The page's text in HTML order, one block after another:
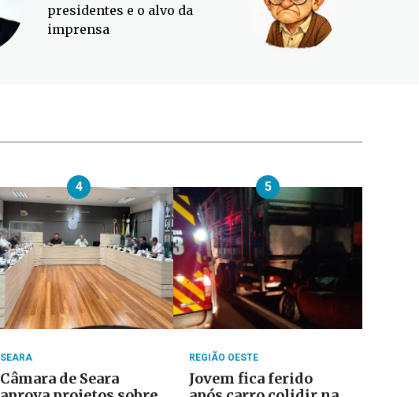
presidentes e o alvo da
imprensa
4
SEARA
Câmara de Seara
5
REGIÃO OESTE
Jovem fica ferido